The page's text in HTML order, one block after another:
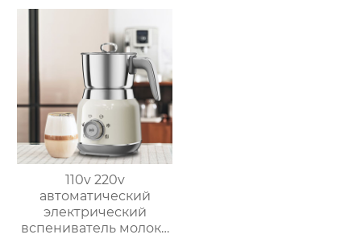
приготовления пищи
3.5л robot cucina tm 6
новый термомиксер t6
110v 220v
автоматический
электрический
вспениватель молока